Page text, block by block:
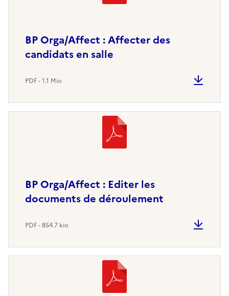
BP Orga/Affect : Affecter des
candidats en salle
PDF - 1.1 Mio
BP Orga/Affect : Editer les
documents de déroulement
PDF - 854.7 kio